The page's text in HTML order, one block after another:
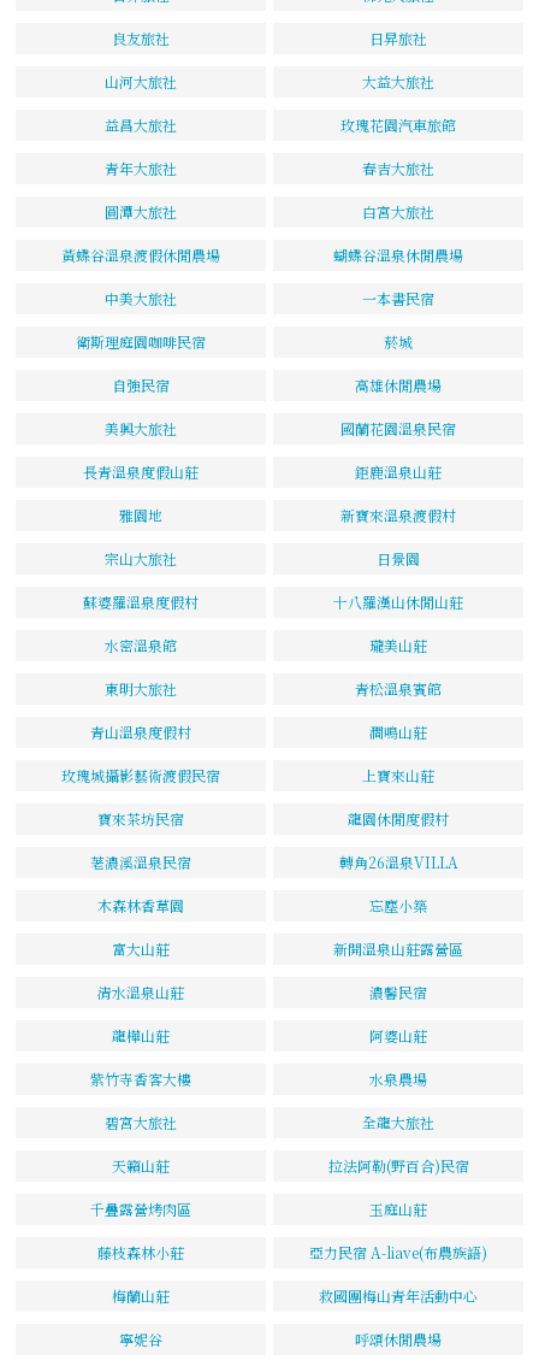
良友旅社 日昇旅社
山河大旅社 大益大旅社
益昌大旅社 玫瑰花園汽車旅館
青年大旅社 春吉大旅社
圓潭大旅社 白宮大旅社
黃蝶谷溫泉渡假休閒農場 蝴蝶谷溫泉休閒農場
中美大旅社 一本書民宿
衛斯理庭園咖啡民宿 菸城
自強民宿 高雄休閒農場
美興大旅社 國蘭花園溫泉民宿
長青溫泉度假山莊 鉅鹿溫泉山莊
雅園地 新寶來溫泉渡假村
宗山大旅社 日景園
蘇婆羅溫泉度假村 十八羅漢山休閒山莊
水密溫泉館 瓏美山莊
東明大旅社 青松溫泉賓館
青山溫泉度假村 澗鳴山莊
玫瑰城攝影藝術渡假民宿 上寶來山莊
寶來茶坊民宿 龍園休閒度假村
荖濃溪溫泉民宿 轉角26溫泉VILLA
木森林香草園 忘塵小築
富大山莊 新開溫泉山莊露營區
清水溫泉山莊 濃馨民宿
龍樺山莊 阿婆山莊
紫竹寺香客大樓 水泉農場
碧宮大旅社 全龍大旅社
天籟山莊 拉法阿勒(野百合)民宿
千疊露營烤肉區 玉庭山莊
藤枝森林小莊 亞力民宿 A-liave(布農族語)
梅蘭山莊 救國團梅山青年活動中心
寧妮谷 呼頌休閒農場